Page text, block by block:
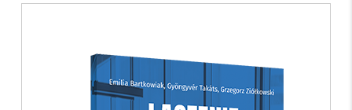
Dziennik Gazeta Prawna